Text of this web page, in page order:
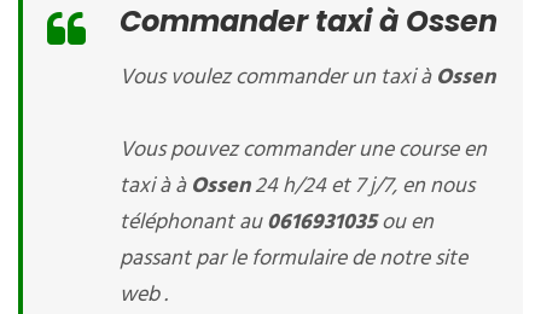
Commander taxi à Ossen
Vous voulez commander un taxi àOssen
Vous pouvez commander une course en
taxi à àOssen24 h/24 et 7 j/7, en nous
téléphonant au0616931035ou en
passant par le formulaire de notre site
web .